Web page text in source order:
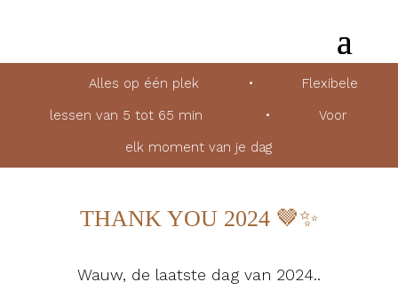
Alles op één plek • Flexibele
lessen van 5 tot 65 min • Voor
elk moment van je dag
THANK YOU 2024 🤎✨
Wauw, de laatste dag van 2024..